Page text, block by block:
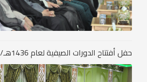
حفل أفتتاح الدورات الصيفية لعام 1436هـ/2015م